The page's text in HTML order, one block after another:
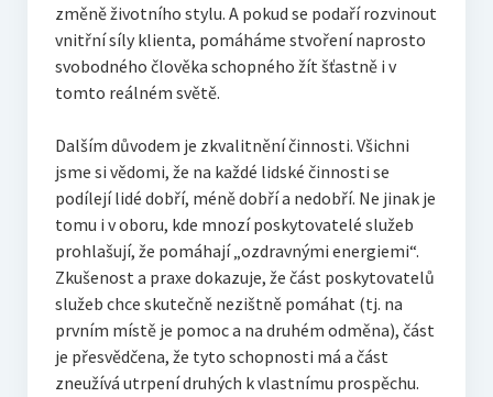
změně životního stylu. A pokud se podaří rozvinout
vnitřní síly klienta, pomáháme stvoření naprosto
svobodného člověka schopného žít šťastně i v
tomto reálném světě.
Dalším důvodem je zkvalitnění činnosti. Všichni
jsme si vědomi, že na každé lidské činnosti se
podílejí lidé dobří, méně dobří a nedobří. Ne jinak je
tomu i v oboru, kde mnozí poskytovatelé služeb
prohlašují, že pomáhají „ozdravnými energiemi“.
Zkušenost a praxe dokazuje, že část poskytovatelů
služeb chce skutečně nezištně pomáhat (tj. na
prvním místě je pomoc a na druhém odměna), část
je přesvědčena, že tyto schopnosti má a část
zneužívá utrpení druhých k vlastnímu prospěchu.